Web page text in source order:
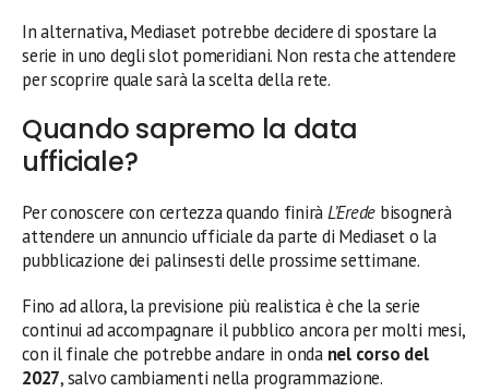
In alternativa, Mediaset potrebbe decidere di spostare la
serie in uno degli slot pomeridiani. Non resta che attendere
per scoprire quale sarà la scelta della rete.
Quando sapremo la data
ufficiale?
Per conoscere con certezza quando finiràL’Erede bisognerà
attendere un annuncio ufficiale da parte di Mediaset o la
pubblicazione dei palinsesti delle prossime settimane.
Fino ad allora, la previsione più realistica è che la serie
continui ad accompagnare il pubblico ancora per molti mesi,
con il finale che potrebbe andare in onda nel corso del
2027, salvo cambiamenti nella programmazione.